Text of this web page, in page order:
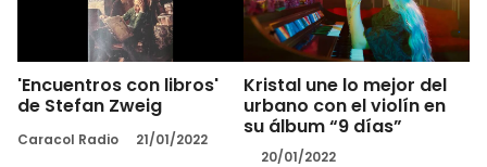
'Encuentros con libros'
de Stefan Zweig
Caracol Radio 21/01/2022
Kristal une lo mejor del
urbano con el violín en
su álbum “9 días”
20/01/2022